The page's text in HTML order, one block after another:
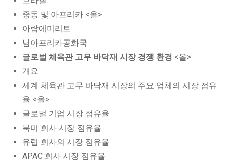
중동 및 아프리카 <올>
아랍에미리트
남아프리카공화국
글로벌 체육관 고무 바닥재 시장 경쟁 환경 <올>
개요
세계 체육관 고무 바닥재 시장의 주요 업체의 시장 점유
율 <올>
글로벌 기업 시장 점유율
북미 회사 시장 점유율
유럽 회사의 시장 점유율
APAC 회사 시장 점유율